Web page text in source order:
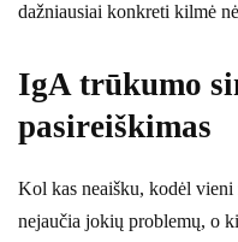
dažniausiai konkreti kilmė
IgA trūkumo
pasireiškimas
Kol kas neaišku, kodėl
nejaučia jokių problemų, o